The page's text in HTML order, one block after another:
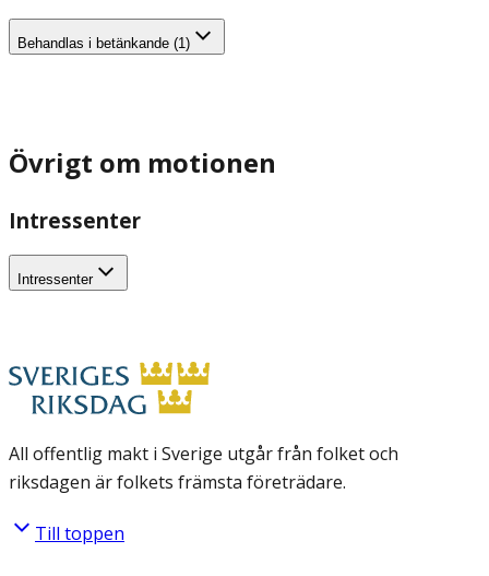
Behandlas i betänkande (1)
Övrigt om motionen
Intressenter
Intressenter
All offentlig makt i Sverige utgår från folket och
riksdagen är folkets främsta företrädare.
Till toppen